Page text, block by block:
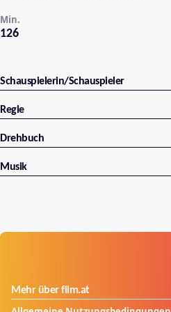
126
Min.
Schauspielerin/Schauspieler
Regie
Drehbuch
Musik
Mehr über film.at